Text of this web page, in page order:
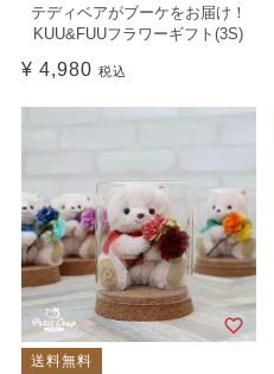
テディベアがブーケをお届け！
KUU&FUUフラワーギフト(3S)
¥ 4,980 税込
送料無料